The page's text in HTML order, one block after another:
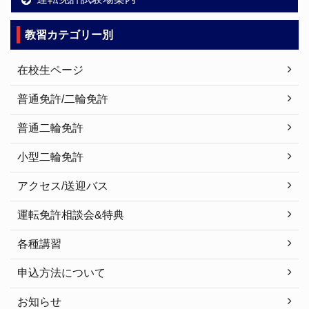
教習カテゴリー別
在校生ページ
普通免許/二輪免許
普通二輪免許
小型二輪免許
アクセス/送迎バス
運転免許相談会&特典
各種講習
申込方法について
お知らせ